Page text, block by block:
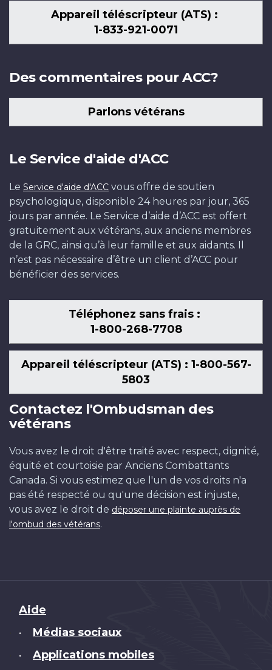
Appareil téléscripteur (ATS) :
1-833-921-0071
Des commentaires pour ACC?
Parlons vétérans
Le Service d'aide d'ACC
Le Service d'aide d'ACC vous offre de soutien
psychologique, disponible 24 heures par jour, 365
jours par année. Le Service d’aide d’ACC est offert
gratuitement aux vétérans, aux anciens membres
de la GRC, ainsi qu’à leur famille et aux aidants. Il
n’est pas nécessaire d’être un client d’ACC pour
bénéficier des services.
Téléphonez sans frais :
1-800-268-7708
Appareil téléscripteur (ATS) : 1-800-567-
5803
Contactez l'Ombudsman des
vétérans
Vous avez le droit d'être traité avec respect, dignité,
équité et courtoisie par Anciens Combattants
Canada. Si vous estimez que l'un de vos droits n'a
pas été respecté ou qu'une décision est injuste,
vous avez le droit de déposer une plainte auprès de
l'ombud des vétérans.
Brand
Aide
• Médias sociaux
• Applications mobiles